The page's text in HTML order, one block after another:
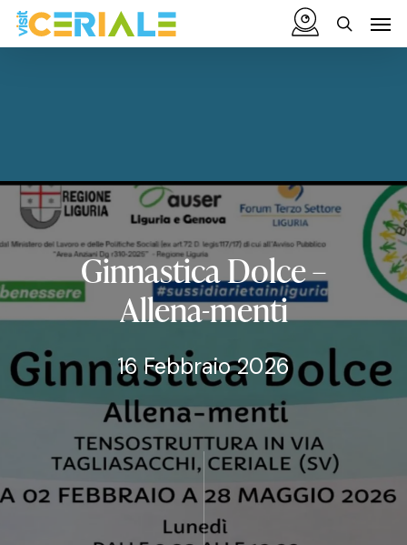
Vai
contenuto
GinnasticaDolce–
Allena-menti
16 Febbraio 2026